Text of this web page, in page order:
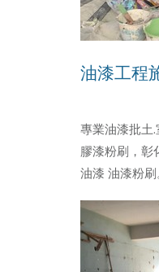
油漆工程
專業油漆批土
膠漆粉刷，彰
油漆 油漆粉刷